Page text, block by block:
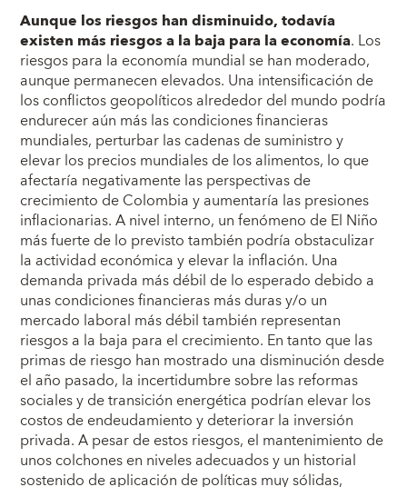
Aunque los riesgos han disminuido, todavía
existen más riesgos a la baja para la economía. Los
riesgos para la economía mundial se han moderado,
aunque permanecen elevados. Una intensificación de
los conflictos geopolíticos alrededor del mundo podría
endurecer aún más las condiciones financieras
mundiales, perturbar las cadenas de suministro y
elevar los precios mundiales de los alimentos, lo que
afectaría negativamente las perspectivas de
crecimiento de Colombia y aumentaría las presiones
inflacionarias. A nivel interno, un fenómeno de El Niño
más fuerte de lo previsto también podría obstaculizar
la actividad económica y elevar la inflación. Una
demanda privada más débil de lo esperado debido a
unas condiciones financieras más duras y/o un
mercado laboral más débil también representan
riesgos a la baja para el crecimiento. En tanto que las
primas de riesgo han mostrado una disminución desde
el año pasado, la incertidumbre sobre las reformas
sociales y de transición energética podrían elevar los
costos de endeudamiento y deteriorar la inversión
privada. A pesar de estos riesgos, el mantenimiento de
unos colchones en niveles adecuados y un historial
sostenido de aplicación de políticas muy sólidas,